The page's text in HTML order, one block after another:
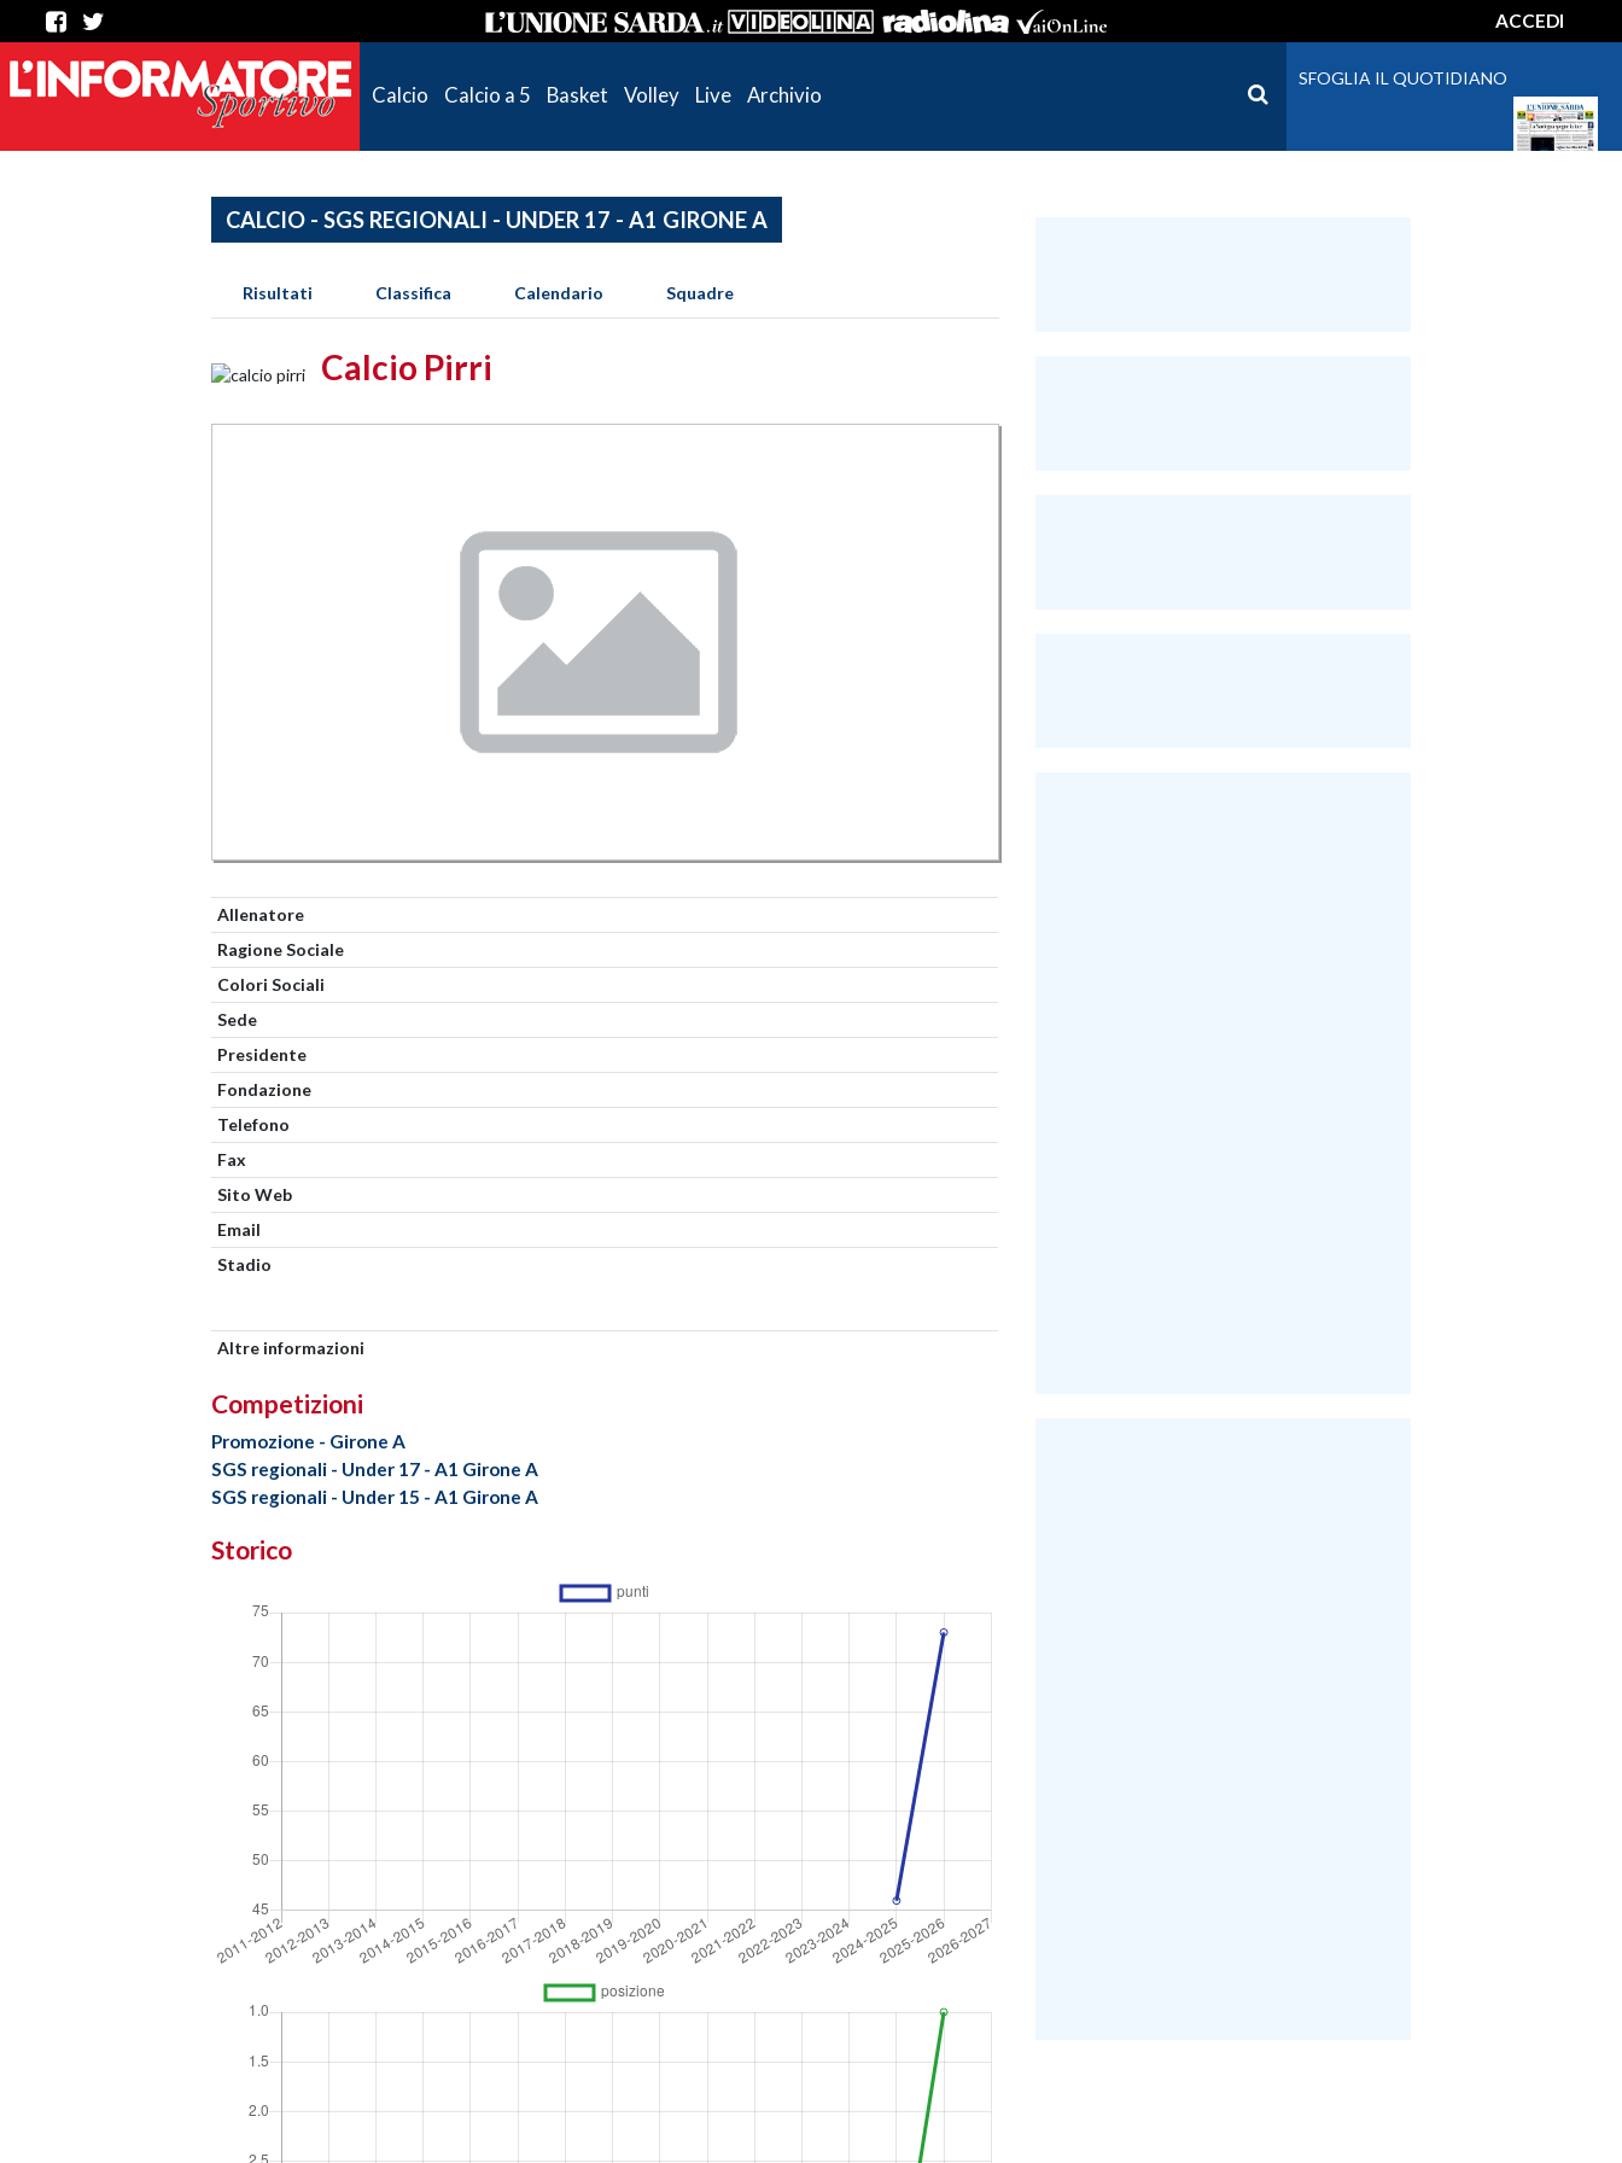
ACCEDI
Calcio Calcio a 5 Basket Volley Live Archivio
SFOGLIA IL QUOTIDIANO
CALCIO - SGS REGIONALI - UNDER 17 - A1 GIRONE A
Risultati Classifica Calendario Squadre
Calcio Pirri
Allenatore
Ragione Sociale
Colori Sociali
Sede
Presidente
Fondazione
Telefono
Fax
Sito Web
Email
Stadio
Altre informazioni
Competizioni
Promozione - Girone A
SGS regionali - Under 17 - A1 Girone A
SGS regionali - Under 15 - A1 Girone A
Storico